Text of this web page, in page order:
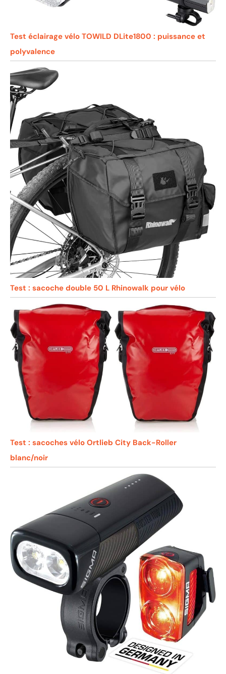
Test éclairage vélo TOWILD DLite1800 : puissance et
polyvalence
Test : sacoche double 50 L Rhinowalk pour vélo
Test : sacoches vélo Ortlieb City Back-Roller
blanc/noir